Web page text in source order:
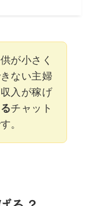
が小さく
ない主婦
入が稼げ
チャット
。